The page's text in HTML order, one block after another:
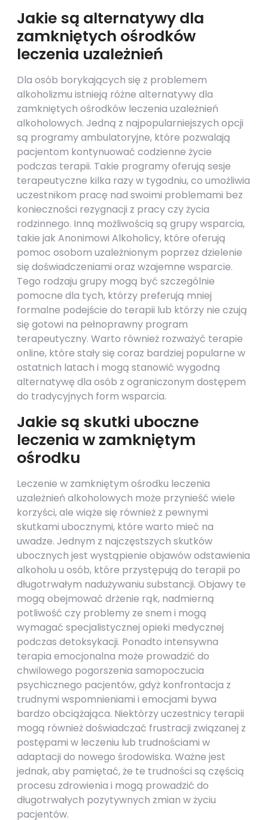
Jakie są alternatywy dla
zamkniętych ośrodków
leczenia uzależnień
Dla osób borykających się z problemem
alkoholizmu istnieją różne alternatywy dla
zamkniętych ośrodków leczenia uzależnień
alkoholowych. Jedną z najpopularniejszych opcji
są programy ambulatoryjne, które pozwalają
pacjentom kontynuować codzienne życie
podczas terapii. Takie programy oferują sesje
terapeutyczne kilka razy w tygodniu, co umożliwia
uczestnikom pracę nad swoimi problemami bez
konieczności rezygnacji z pracy czy życia
rodzinnego. Inną możliwością są grupy wsparcia,
takie jak Anonimowi Alkoholicy, które oferują
pomoc osobom uzależnionym poprzez dzielenie
się doświadczeniami oraz wzajemne wsparcie.
Tego rodzaju grupy mogą być szczególnie
pomocne dla tych, którzy preferują mniej
formalne podejście do terapii lub którzy nie czują
się gotowi na pełnoprawny program
terapeutyczny. Warto również rozważyć terapie
online, które stały się coraz bardziej popularne w
ostatnich latach i mogą stanowić wygodną
alternatywę dla osób z ograniczonym dostępem
do tradycyjnych form wsparcia.
Jakie są skutki uboczne
leczenia w zamkniętym
ośrodku
Leczenie w zamkniętym ośrodku leczenia
uzależnień alkoholowych może przynieść wiele
korzyści, ale wiąże się również z pewnymi
skutkami ubocznymi, które warto mieć na
uwadze. Jednym z najczęstszych skutków
ubocznych jest wystąpienie objawów odstawienia
alkoholu u osób, które przystępują do terapii po
długotrwałym nadużywaniu substancji. Objawy te
mogą obejmować drżenie rąk, nadmierną
potliwość czy problemy ze snem i mogą
wymagać specjalistycznej opieki medycznej
podczas detoksykacji. Ponadto intensywna
terapia emocjonalna może prowadzić do
chwilowego pogorszenia samopoczucia
psychicznego pacjentów, gdyż konfrontacja z
trudnymi wspomnieniami i emocjami bywa
bardzo obciążająca. Niektórzy uczestnicy terapii
mogą również doświadczać frustracji związanej z
postępami w leczeniu lub trudnościami w
adaptacji do nowego środowiska. Ważne jest
jednak, aby pamiętać, że te trudności są częścią
procesu zdrowienia i mogą prowadzić do
długotrwałych pozytywnych zmian w życiu
pacjentów.